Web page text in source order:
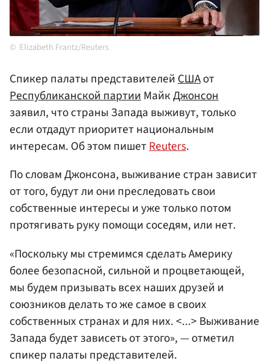
Elizabeth Frantz/Reuters
Спикер палаты представителейСШАот
Республиканской партииМайкДжонсон
заявил, что страны Запада выживут, только
если отдадут приоритет национальным
интересам. Об этом пишетReuters.
По словам Джонсона, выживание стран зависит
от того, будут ли они преследовать свои
собственные интересы и уже только потом
протягивать руку помощи соседям, или нет.
«Поскольку мы стремимся сделать Америку
более безопасной, сильной и процветающей,
мы будем призывать всех наших друзей и
союзников делать то же самое в своих
собственных странах и для них. <...> Выживание
Запада будет зависеть от этого», — отметил
спикер палаты представителей.